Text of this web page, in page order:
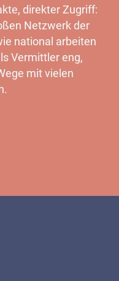
direkter Zugriff:
Netzwerk der
national arbeiten
Vermittler eng,
mit vielen